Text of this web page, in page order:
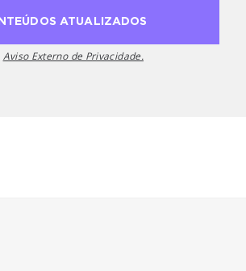
Aviso Externo de Privacidade.